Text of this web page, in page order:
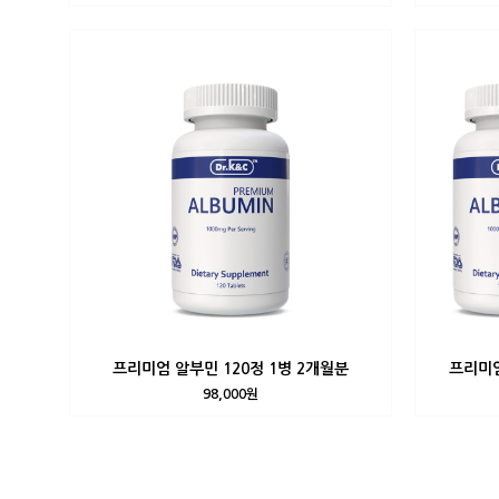
프리미엄 알부민 120정 1병 2개월분
98,000원
프리미